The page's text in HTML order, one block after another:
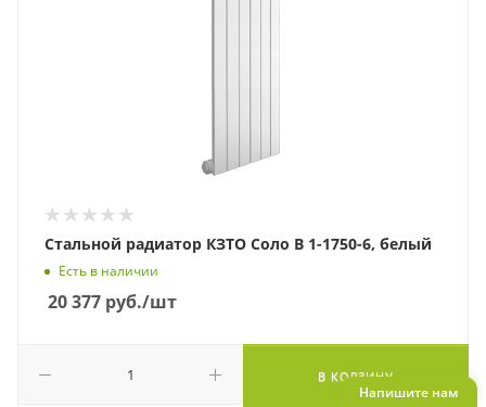
Стальной радиатор КЗТО Соло В 1-1750-6, белый
Есть в наличии
20 377 руб./шт
В КОРЗИНУ
Напишите нам